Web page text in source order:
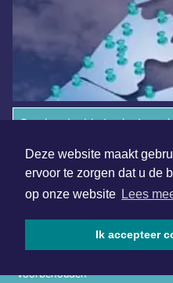
Deze website maakt
ervoor te zorgen dat u de
op onze website Lees
Ik accepteer
Overige dagbladen in de
voorbehouden
Algemene voorwaarden
Disclaimer